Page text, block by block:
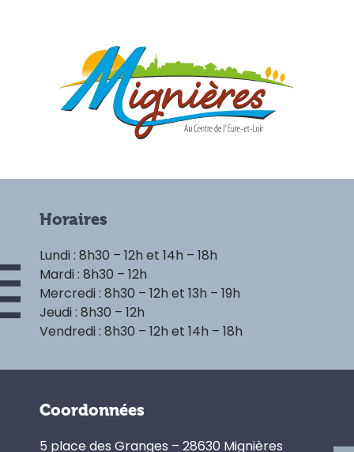
Horaires
Lundi : 8h30 – 12h et 14h – 18h
Mardi : 8h30 – 12h
Mercredi : 8h30 – 12h et 13h – 19h
Jeudi : 8h30 – 12h
Vendredi : 8h30 – 12h et 14h – 18h
Coordonnées
5 place des Granges – 28630 Mignières